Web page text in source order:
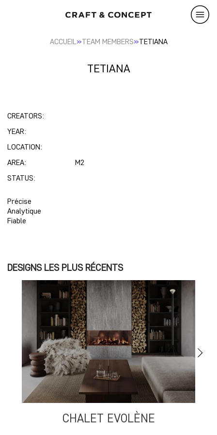
ACCUEIL»TEAM MEMBERS»TETIANA
TETIANA
CREATORS:
YEAR:
LOCATION:
AREA:
M2
STATUS:
Précise
Analytique
Fiable
DESIGNS LES PLUS RÉCENTS
CHALET EVOLÈNE